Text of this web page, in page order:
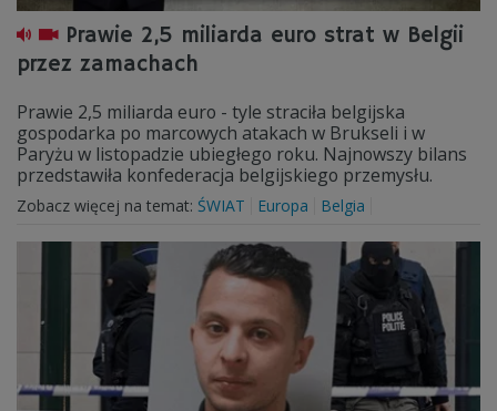
Prawie 2,5 miliarda euro strat w Belgii
przez zamachach
Prawie 2,5 miliarda euro - tyle straciła belgijska
gospodarka po marcowych atakach w Brukseli i w
Paryżu w listopadzie ubiegłego roku. Najnowszy bilans
przedstawiła konfederacja belgijskiego przemysłu.
Zobacz więcej na temat: ŚWIAT Europa Belgia